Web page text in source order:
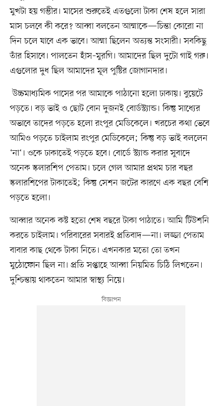
মুখটা হয় গম্ভীর। মাসের শুরুতেই এতগুলো টাকা শেষ হলে সারা
মাস চলবে কী করে? আব্বা বলতেন আম্মাকে—চিন্তা কোরো না
দিন চলে যাবে এক ভাবে। আম্মা ছিলেন অত্যন্ত সংসারী। সবকিছু
তাঁর হিসাবে। পালতেন হাঁস–মুরগি। আমাদের ছিল দুটো গাই গরু।
এগুলোর দুধ ছিল আমাদের মূল পুষ্টির জোগানদার।
উচ্চমাধ্যমিক পাসের পর আমাকে পাঠানো হলো ঢাকায়। বুয়েটে
পড়তে। বড় ভাই ও ছোট বোন দুজনই বোর্ডস্ট্যান্ড। কিন্তু সাধ্যের
অভাবে তাদের পড়তে হলো রংপুর মেডিকেলে। খরচের কথা ভেবে
আমিও পড়তে চাইলাম রংপুর মেডিকেলে; কিন্তু বড় ভাই বললেন
‘না‘। ওকে ঢাকাতেই পড়তে হবে। বোর্ডে স্ট্যান্ড করার সুবাদে
অনেক স্কলারশিপ পেতাম। চলে গেল আমার প্রথম চার বছর
স্কলারশিপের টাকাতেই; কিন্তু সেশন জটের কারণে এক বছর বেশি
পড়তে হলো।
আব্বার অনেক কষ্ট হতো শেষ বছরে টাকা পাঠাতে। আমি টিউশনি
করতে চাইলাম। পরিবারের সবারই প্রতিবাদ—না। লজ্জা পেতাম
বাবার কাছ থেকে টাকা নিতে। এখনকার মতো তো তখন
মুঠোফোন ছিল না। প্রতি সপ্তাহে আব্বা নিয়মিত চিঠি লিখতেন।
দুশ্চিন্তায় থাকতেন আমার স্বাস্থ্য নিয়ে।